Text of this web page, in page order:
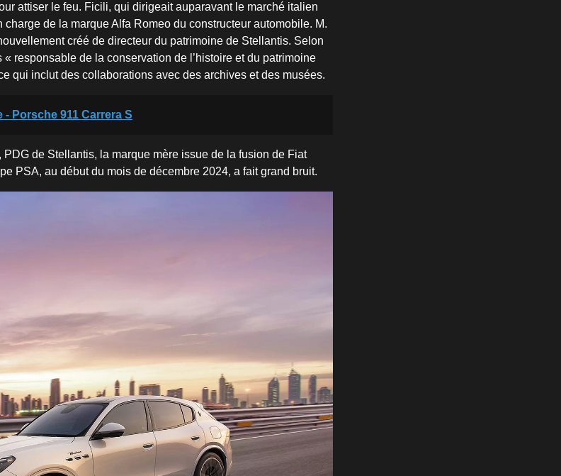
attiser le feu. Ficili, qui dirigeait auparavant le marché italien
de la marque Alfa Romeo du constructeur automobile. M.
créé de directeur du patrimoine de Stellantis. Selon
responsable de la conservation de l’histoire et du patrimoine
qui inclut des collaborations avec des archives et des musées.
- Porsche 911 Carrera S
de Stellantis, la marque mère issue de la fusion de Fiat
PSA, au début du mois de décembre 2024, a fait grand bruit.